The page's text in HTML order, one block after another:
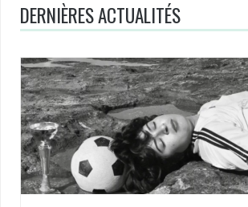
DERNIÈRES ACTUALITÉS